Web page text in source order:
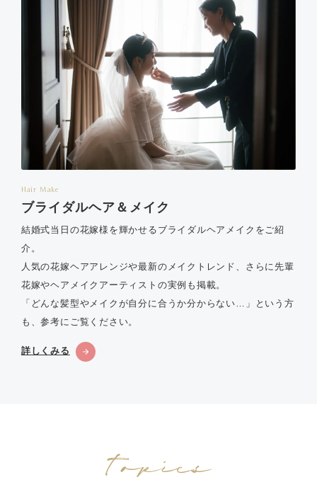
Hair Make
ブライダルヘア＆メイク
結婚式当日の花嫁様を輝かせるブライダルヘアメイクをご紹
介。
人気の花嫁ヘアアレンジや最新のメイクトレンド、さらに先輩
花嫁やヘアメイクアーティストの実例も掲載。
「どんな髪型やメイクが自分に合うか分からない…」という方
も、参考にご覧ください。
詳しくみる